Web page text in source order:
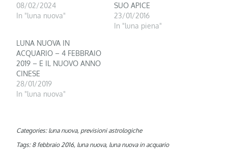
08/02/2024
In "luna nuova"
SUO APICE
23/01/2016
In "luna piena"
LUNA NUOVA IN
ACQUARIO – 4 FEBBRAIO
2019 – E IL NUOVO ANNO
CINESE
28/01/2019
In "luna nuova"
Categories: luna nuova, previsioni astrologiche
Tags: 8 febbraio 2016, luna nuova, luna nuova in acquario